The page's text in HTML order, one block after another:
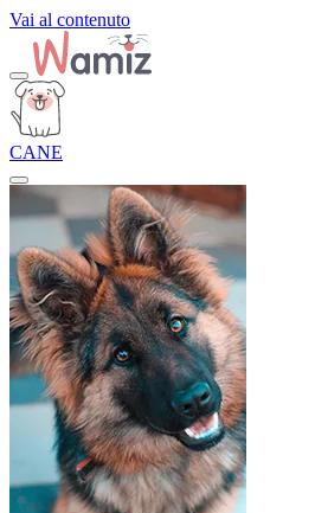
Vai al contenuto
CANE